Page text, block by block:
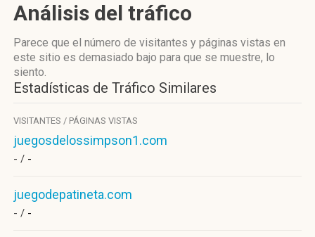
Análisis del tráfico
Parece que el número de visitantes y páginas vistas en
este sitio es demasiado bajo para que se muestre, lo
siento.
Estadísticas de Tráfico Similares
VISITANTES / PÁGINAS VISTAS
juegosdelossimpson1.com
- / -
juegodepatineta.com
- / -